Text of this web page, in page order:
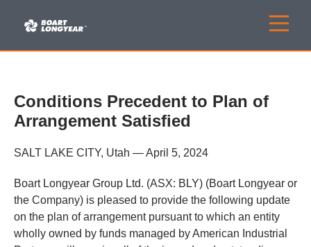
Conditions Precedent to Plan of
Arrangement Satisfied
SALT LAKE CITY, Utah — April 5, 2024
Boart Longyear Group Ltd. (ASX: BLY) (Boart Longyear or
the Company) is pleased to provide the following update
on the plan of arrangement pursuant to which an entity
wholly owned by funds managed by American Industrial